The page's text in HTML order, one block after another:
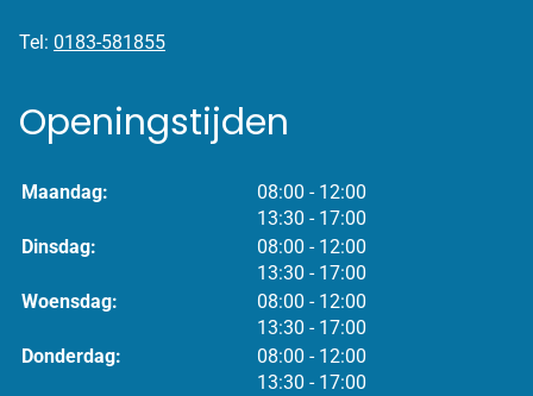
Tel: 0183-581855
Openingstijden
Maandag: 08:00 tot
- 12:00
13:30 tot
- 17:00
Dinsdag:
08:00 tot
- 12:00
13:30 tot
- 17:00
Woensdag:
08:00 tot
- 12:00
13:30 tot
- 17:00
Donderdag:
08:00 tot
- 12:00
13:30 tot
- 17:00